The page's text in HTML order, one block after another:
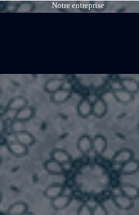
Notre entreprise